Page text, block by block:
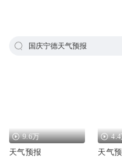
国庆宁德天气预报
9.6万
天气预报 天气